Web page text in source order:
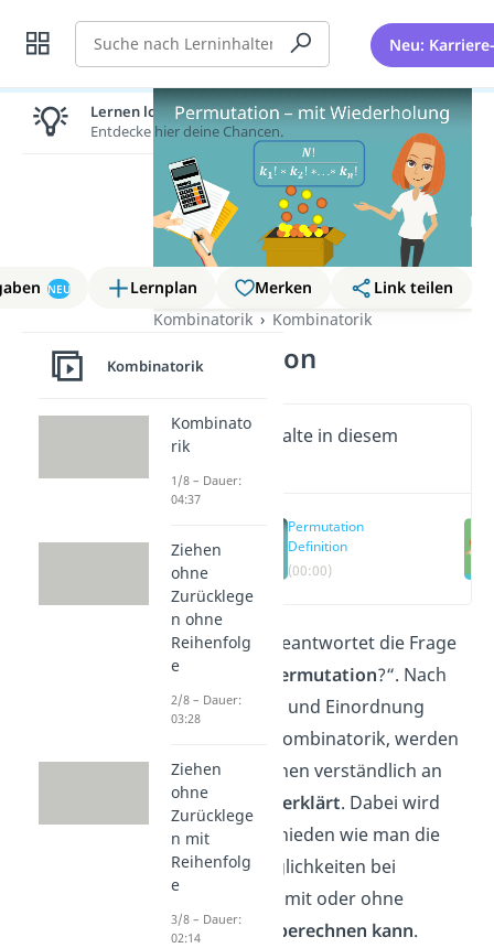
Suche Neu:
NEU Lernplan Merken
Link teilen
Kombinatorik
Kombinatorik
Permutation
Wichtige Inhalte in diesem
Permutation
Definition
(00:00)
Dieser Artikel beantwortet die Frage
Was ist eine Permutation?“. Nach
einer Definition und Einordnung
innerhalb der Kombinatorik, werden
die Permutationen verständlich an
einem Beispiel erklärt. Dabei wird
jeweils unterschieden wie man die
Anzahl der Möglichkeiten bei
Permutationen mit oder ohne
Wiederholung
berechnen kann.
Lernen lohnt sich!
Entdecke hier deine Chancen.
Kombinatorik
Kombinato
rik
1/8 – Dauer:
04:37
Ziehen
ohne
Zurücklege
n ohne
Reihenfolg
e
2/8 – Dauer:
03:28
Ziehen
ohne
Zurücklege
n mit
Reihenfolg
e
3/8 – Dauer:
02:14